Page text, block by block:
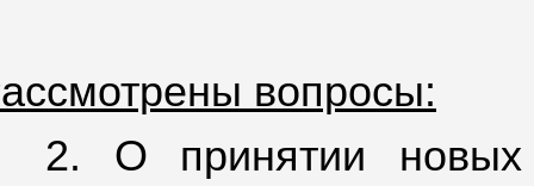
вопросы:
2.
О принятии